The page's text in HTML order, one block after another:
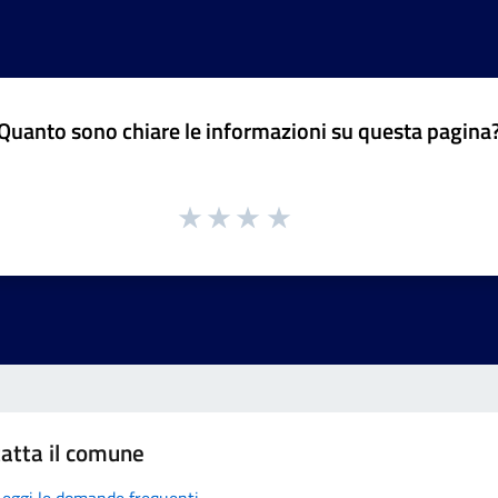
sono chiare le informazioni su questa
il comune